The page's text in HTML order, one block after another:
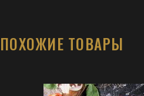
ПОХОЖИЕ ТОВАРЫ